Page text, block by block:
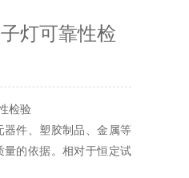
灯可靠性检
检验
件、塑胶制品、金属等
的依据。相对于恒定试